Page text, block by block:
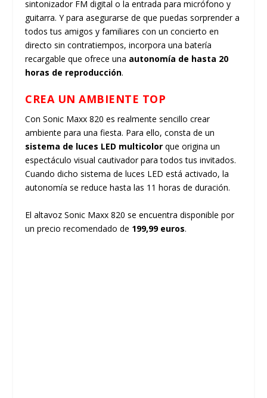
sintonizador FM digital o la entrada para micrófono y
guitarra. Y para asegurarse de que puedas sorprender a
todos tus amigos y familiares con un concierto en
directo sin contratiempos, incorpora una batería
recargable que ofrece una autonomía de hasta 20
horas de reproducción.
CREA UN AMBIENTE TOP
Con Sonic Maxx 820 es realmente sencillo crear
ambiente para una fiesta. Para ello, consta de un
sistema de luces LED multicolor que origina un
espectáculo visual cautivador para todos tus invitados.
Cuando dicho sistema de luces LED está activado, la
autonomía se reduce hasta las 11 horas de duración.
El altavoz Sonic Maxx 820 se encuentra disponible por
un precio recomendado de 199,99 euros.